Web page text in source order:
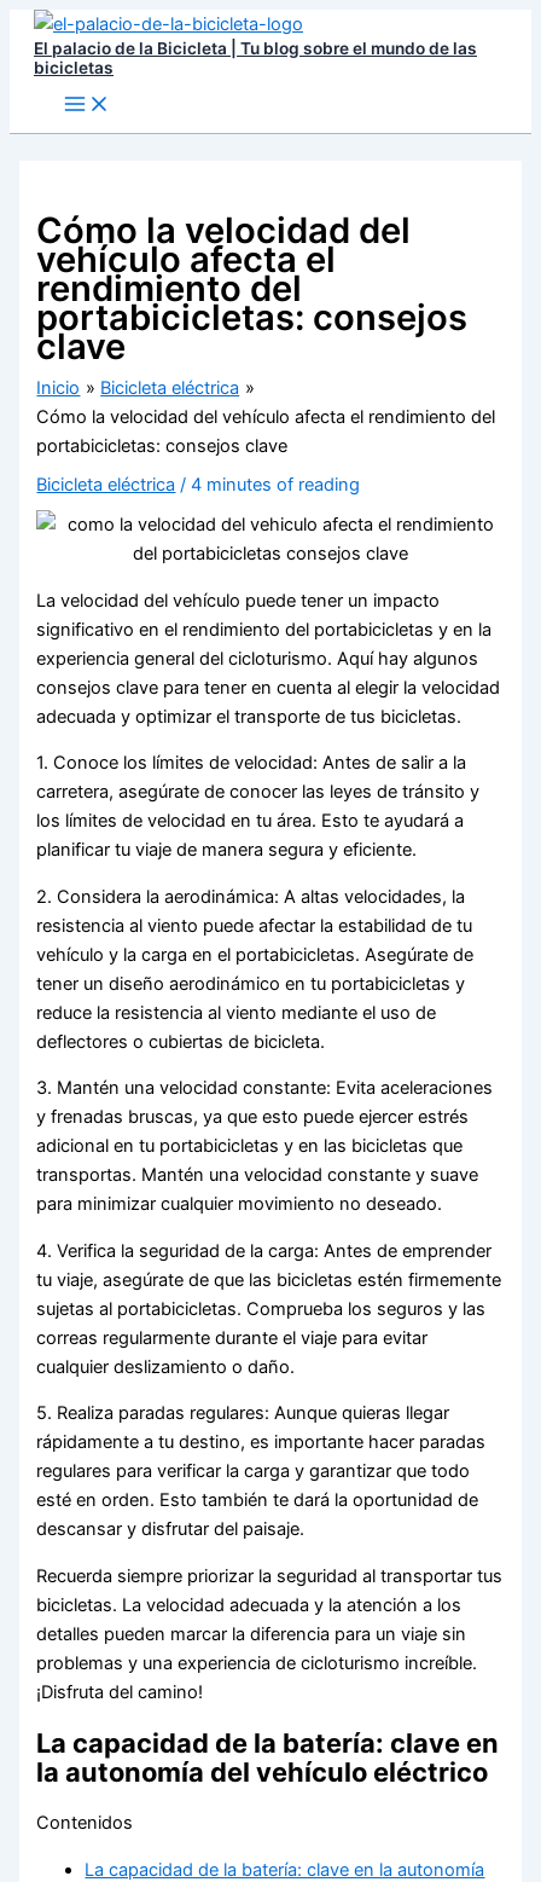
contenido
El palacio de la Bicicleta | Tu blog sobre el mundo de las
bicicletas
Cómo la velocidad del
vehículo afecta el
rendimiento del
portabicicletas: consejos
clave
Inicio
Bicicleta eléctrica
Cómo la velocidad del vehículo afecta el rendimiento del
portabicicletas: consejos clave
Bicicleta eléctrica /4 minutes of reading
La velocidad del vehículo puede tener un impacto
significativo en el rendimiento del portabicicletas y en la
experiencia general del cicloturismo. Aquí hay algunos
consejos clave para tener en cuenta al elegir la velocidad
adecuada y optimizar el transporte de tus bicicletas.
1. Conoce los límites de velocidad: Antes de salir a la
carretera, asegúrate de conocer las leyes de tránsito y
los límites de velocidad en tu área. Esto te ayudará a
planificar tu viaje de manera segura y eficiente.
2. Considera la aerodinámica: A altas velocidades, la
resistencia al viento puede afectar la estabilidad de tu
vehículo y la carga en el portabicicletas. Asegúrate de
tener un diseño aerodinámico en tu portabicicletas y
reduce la resistencia al viento mediante el uso de
deflectores o cubiertas de bicicleta.
3. Mantén una velocidad constante: Evita aceleraciones
y frenadas bruscas, ya que esto puede ejercer estrés
adicional en tu portabicicletas y en las bicicletas que
transportas. Mantén una velocidad constante y suave
para minimizar cualquier movimiento no deseado.
4. Verifica la seguridad de la carga: Antes de emprender
tu viaje, asegúrate de que las bicicletas estén firmemente
sujetas al portabicicletas. Comprueba los seguros y las
correas regularmente durante el viaje para evitar
cualquier deslizamiento o daño.
5. Realiza paradas regulares: Aunque quieras llegar
rápidamente a tu destino, es importante hacer paradas
regulares para verificar la carga y garantizar que todo
esté en orden. Esto también te dará la oportunidad de
descansar y disfrutar del paisaje.
Recuerda siempre priorizar la seguridad al transportar tus
bicicletas. La velocidad adecuada y la atención a los
detalles pueden marcar la diferencia para un viaje sin
problemas y una experiencia de cicloturismo increíble.
¡Disfruta del camino!
La capacidad de la batería: clave en
la autonomía del vehículo eléctrico
Contenidos
La capacidad de la batería: clave en la autonomía